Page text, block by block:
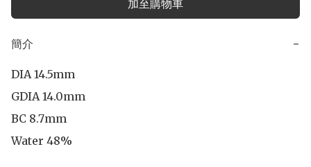
加至購物車
簡介 −
DIA 14.5mm
GDIA 14.0mm
BC 8.7mm
Water 48%